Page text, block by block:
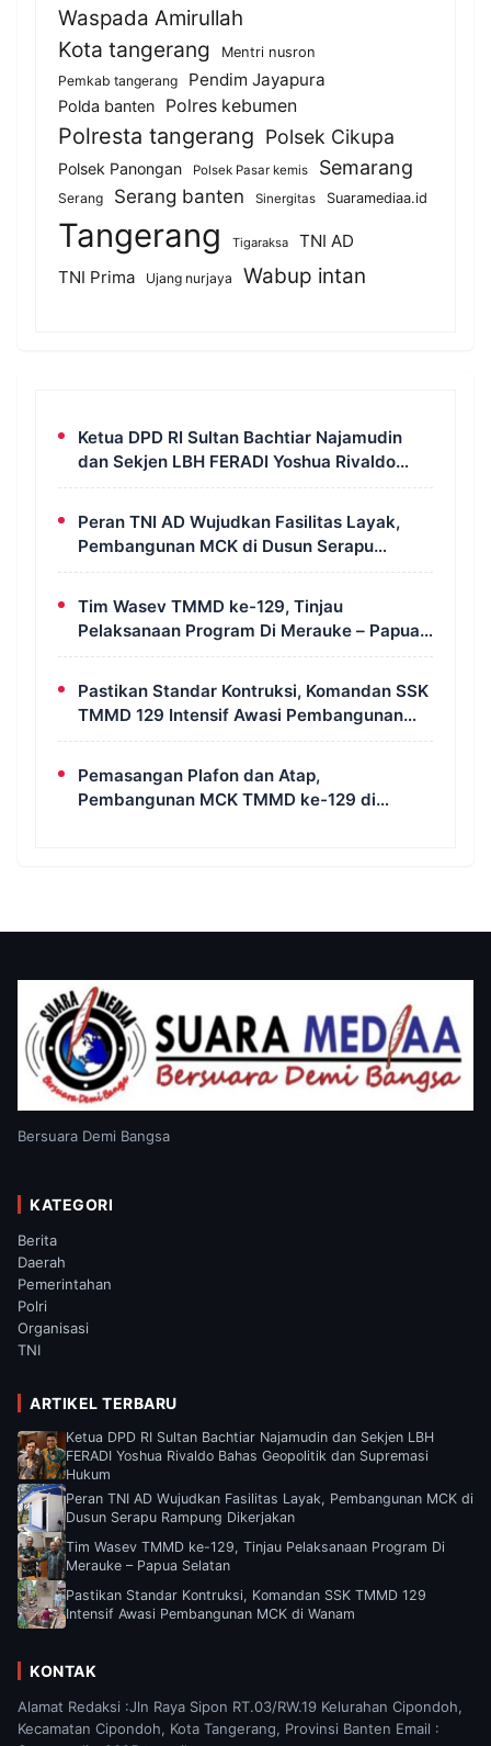
Waspada Amirullah
Kota tangerang
Mentri nusron
Pemkab tangerang
Pendim Jayapura
Polda banten Polres kebumen
Polresta tangerang Polsek Cikupa
Polsek Panongan Polsek Pasar kemis Semarang
Serang Serang banten Sinergitas Suaramediaa.id
Tangerang Tigaraksa
TNI AD
TNI Prima
Ujang nurjaya Wabup intan
Ketua DPD RI Sultan Bachtiar Najamudin
dan Sekjen LBH FERADI Yoshua Rivaldo
Bahas Geopolitik dan Supremasi Hukum
Peran TNI AD Wujudkan Fasilitas Layak,
Pembangunan MCK di Dusun Serapu
Rampung Dikerjakan
Tim Wasev TMMD ke-129, Tinjau
Pelaksanaan Program Di Merauke – Papua
Selatan
Pastikan Standar Kontruksi, Komandan SSK
TMMD 129 Intensif Awasi Pembangunan
MCK di Wanam
Pemasangan Plafon dan Atap,
Pembangunan MCK TMMD ke-129 di
Bersuara Demi Bangsa
KATEGORI
Berita
Daerah
Pemerintahan
Polri
Organisasi
TNI
ARTIKEL TERBARU
Ketua DPD RI Sultan Bachtiar Najamudin dan Sekjen LBH
FERADI Yoshua Rivaldo Bahas Geopolitik dan Supremasi
Hukum
Peran TNI AD Wujudkan Fasilitas Layak, Pembangunan MCK di
Dusun Serapu Rampung Dikerjakan
Tim Wasev TMMD ke-129, Tinjau Pelaksanaan Program Di
Merauke – Papua Selatan
Pastikan Standar Kontruksi, Komandan SSK TMMD 129
Intensif Awasi Pembangunan MCK di Wanam
KONTAK
Alamat Redaksi :Jln Raya Sipon RT.03/RW.19 Kelurahan Cipondoh,
Kecamatan Cipondoh, Kota Tangerang, Provinsi Banten Email :